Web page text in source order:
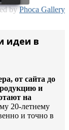
byPhoca Gallery
идеи в
от сайта до
и
на
20-летнему
и точно в